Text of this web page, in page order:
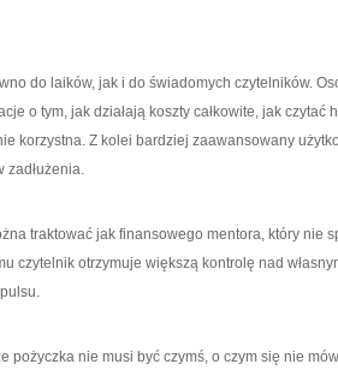
do laików, jak i do świadomych czytelników.
o tym, jak działają koszty całkowite, jak czytać
korzystna. Z kolei bardziej zaawansowany
zadłużenia.
traktować jak finansowego mentora, który nie
czytelnik otrzymuje większą kontrolę nad
pożyczka nie musi być czymś, o czym się nie